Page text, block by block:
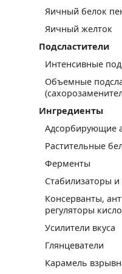
Яичный белок
Яичный желток
Подсластители
Интенсивные
Объемные
Ингредиенты
Адсорбирующие
Растительные
Ферменты
Стабилизаторы
Консерванты,
регуляторы
Усилители вкуса
Глянцеватели
Карамель